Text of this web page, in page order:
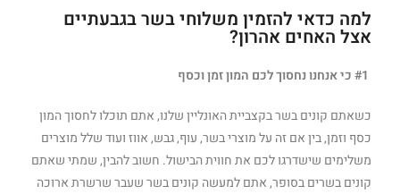
למה כדאי להזמין משלוחי בשר בגבעתיים
אצל האחים אהרון?
#1 כי אנחנו נחסוך לכם המון זמן וכסף
כשאתם קונים בשר בקצביית האונליין שלנו, אתם תוכלו לחסוך המון
כסף וזמן, בין אם זה על מוצרי בשר, עוף, גבש, אווז ועוד שלל מוצרים
משלימים שישדרגו לכם את חווית הבישול. חשוב להבין, שמתי שאתם
קונים בשרים בסופר, אתם למעשה קונים בשר שעבר שרשרת ארוכה